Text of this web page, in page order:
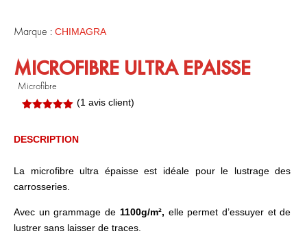
Marque : CHIMAGRA
MICROFIBRE ULTRA EPAISSE
Microfibre
basé sur
(1 avis client)
DESCRIPTION
La microfibre ultra épaisse est idéale pour le lustrage des
carrosseries.
Avec un grammage de 1100g/m², elle permet d’essuyer et de
lustrer sans laisser de traces.